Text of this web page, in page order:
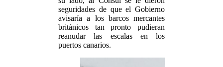
seguridades de que el Gobierno
avisaría a los barcos mercantes
británicos tan pronto pudieran
reanudar las escalas en los
puertos canarios.